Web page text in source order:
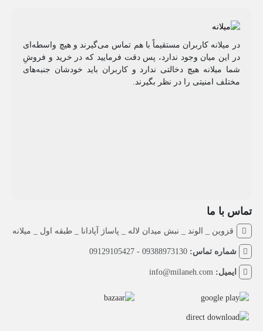
در میلانه کاربران مستقیماً با هم تماس می‌گیرند و هیچ واسطه‌ای
در این میان وجود ندارد، پس دقت فرمایید که در خرید و فروشِ
شما میلانه هیچ دخالتی ندارد و کاربران باید خودشان جنبه‌های
مختلف امنیتی را در نظر بگیرند.
تماس با ما
قزوین _ الوند _ نبش میدان لاله _ پاساژ آپادانا _ طبقه اول _ میلانه
شماره تماس:09388973130 - 09129105427
ایمیل:info@milaneh.com